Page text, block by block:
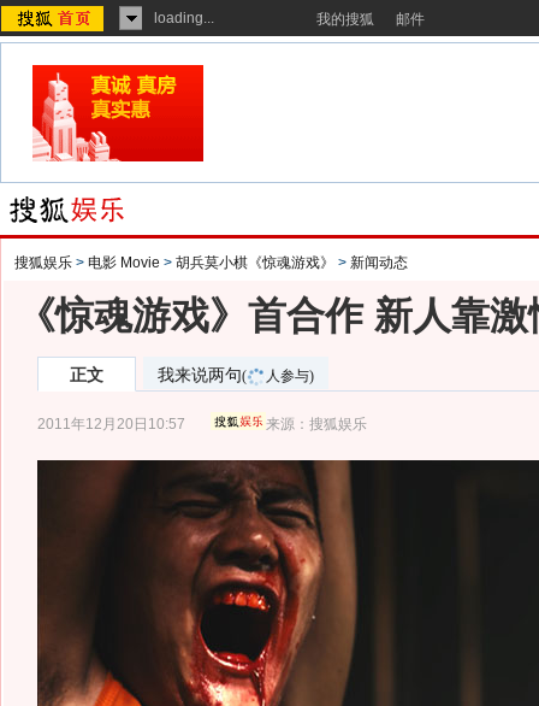
loading... 我的搜狐 邮件
搜狐娱乐 > 电影 Movie > 胡兵莫小棋《惊魂游戏》 > 新闻动态
《惊魂游戏》首合作 新人靠
正文 我来说两句( 人参与)
2011年12月20日10:57 来源：搜狐娱乐